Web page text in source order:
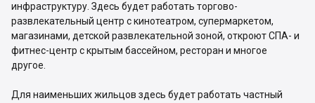
инфраструктуру. Здесь будет работать торгово-
развлекательный центр с кинотеатром, супермаркетом,
магазинами, детской развлекательной зоной, откроют СПА- и
фитнес-центр с крытым бассейном, ресторан и многое
другое.
Для наименьших жильцов здесь будет работать частный